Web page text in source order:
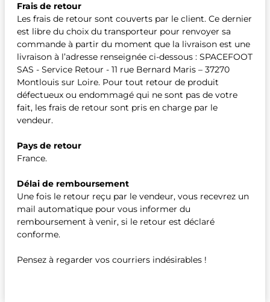
Frais de retour
Les frais de retour sont couverts par le client. Ce dernier
est libre du choix du transporteur pour renvoyer sa
commande à partir du moment que la livraison est une
livraison à l’adresse renseignée ci-dessous : SPACEFOOT
SAS - Service Retour - 11 rue Bernard Maris – 37270
Montlouis sur Loire. Pour tout retour de produit
défectueux ou endommagé qui ne sont pas de votre
fait, les frais de retour sont pris en charge par le
vendeur.
Pays de retour
France.
Délai de remboursement
Une fois le retour reçu par le vendeur, vous recevrez un
mail automatique pour vous informer du
remboursement à venir, si le retour est déclaré
conforme.
Pensez à regarder vos courriers indésirables !